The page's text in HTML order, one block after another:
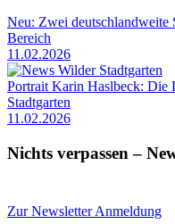
Neu: Zwei deutschlandweite
Bereich
11.02.2026
Portrait Karin Haslbeck: Die
Stadtgarten
11.02.2026
Nichts verpassen –
Zur Newsletter Anmeldung